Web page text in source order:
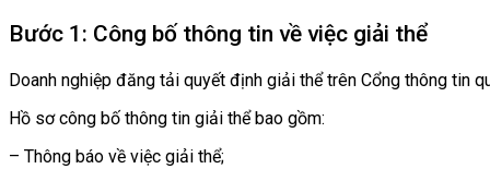
Bước 1: Công bố thông tin về việc giải thể
Doanh nghiệp đăng tải quyết định giải thể trên Cổng thông tin
Hồ sơ công bố thông tin giải thể bao gồm:
– Thông báo về việc giải thể;